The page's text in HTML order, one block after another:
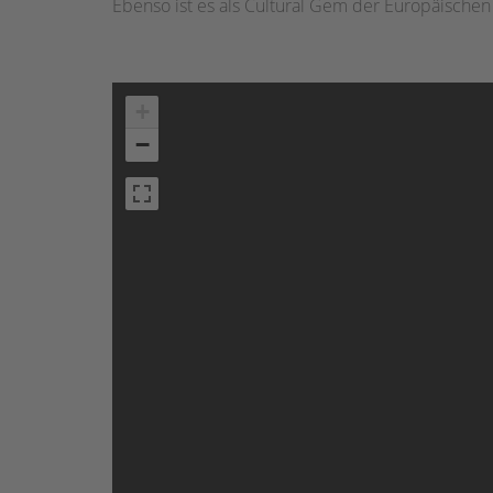
Ebenso ist es als Cultural Gem der
−